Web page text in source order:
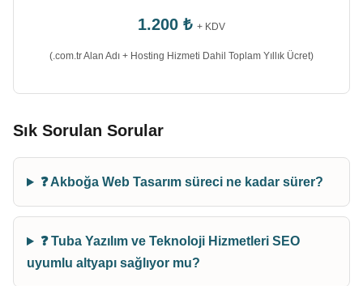
1.200 ₺ + KDV
(.com.tr Alan Adı + Hosting Hizmeti Dahil Toplam Yıllık Ücret)
Sık Sorulan Sorular
❓ Akboğa Web Tasarım süreci ne kadar sürer?
❓ Tuba Yazılım ve Teknoloji Hizmetleri SEO
uyumlu altyapı sağlıyor mu?